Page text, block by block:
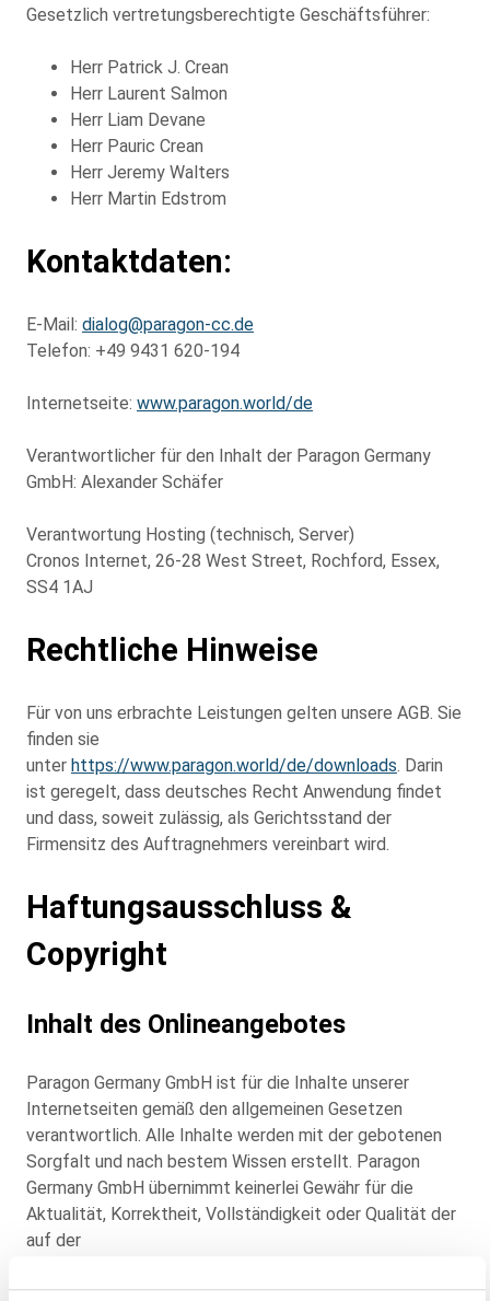
Gesetzlich vertretungsberechtigte Geschäftsführer:
Herr Patrick J. Crean
Herr Laurent Salmon
Herr Liam Devane
Herr Pauric Crean
Herr Jeremy Walters
Herr Martin Edstrom
Kontaktdaten:
E-Mail: dialog@paragon-cc.de
Telefon: +49 9431 620-194
Internetseite: www.paragon.world/de
Verantwortlicher für den Inhalt der Paragon Germany
GmbH: Alexander Schäfer
Verantwortung Hosting (technisch, Server)
Cronos Internet, 26-28 West Street, Rochford, Essex,
SS4 1AJ
Rechtliche Hinweise
Für von uns erbrachte Leistungen gelten unsere AGB. Sie
finden sie
unter https://www.paragon.world/de/downloads. Darin
ist geregelt, dass deutsches Recht Anwendung findet
und dass, soweit zulässig, als Gerichtsstand der
Firmensitz des Auftragnehmers vereinbart wird.
Haftungsausschluss &
Copyright
Inhalt des Onlineangebotes
Paragon Germany GmbH ist für die Inhalte unserer
Internetseiten gemäß den allgemeinen Gesetzen
verantwortlich. Alle Inhalte werden mit der gebotenen
Sorgfalt und nach bestem Wissen erstellt. Paragon
Germany GmbH übernimmt keinerlei Gewähr für die
Aktualität, Korrektheit, Vollständigkeit oder Qualität der
auf der
Informationen. Soweit wir auf unseren Internetseiten